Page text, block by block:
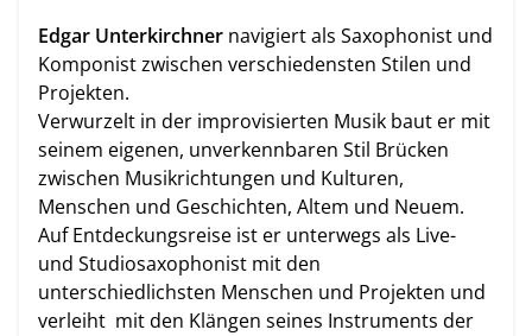
Edgar Unterkirchner navigiert als Saxophonist und
Komponist zwischen verschiedensten Stilen und
Projekten.
Verwurzelt in der improvisierten Musik baut er mit
seinem eigenen, unverkennbaren Stil Brücken
zwischen Musikrichtungen und Kulturen,
Menschen und Geschichten, Altem und Neuem.
Auf Entdeckungsreise ist er unterwegs als Live-
und Studiosaxophonist mit den
unterschiedlichsten Menschen und Projekten und
verleiht mit den Klängen seines Instruments der